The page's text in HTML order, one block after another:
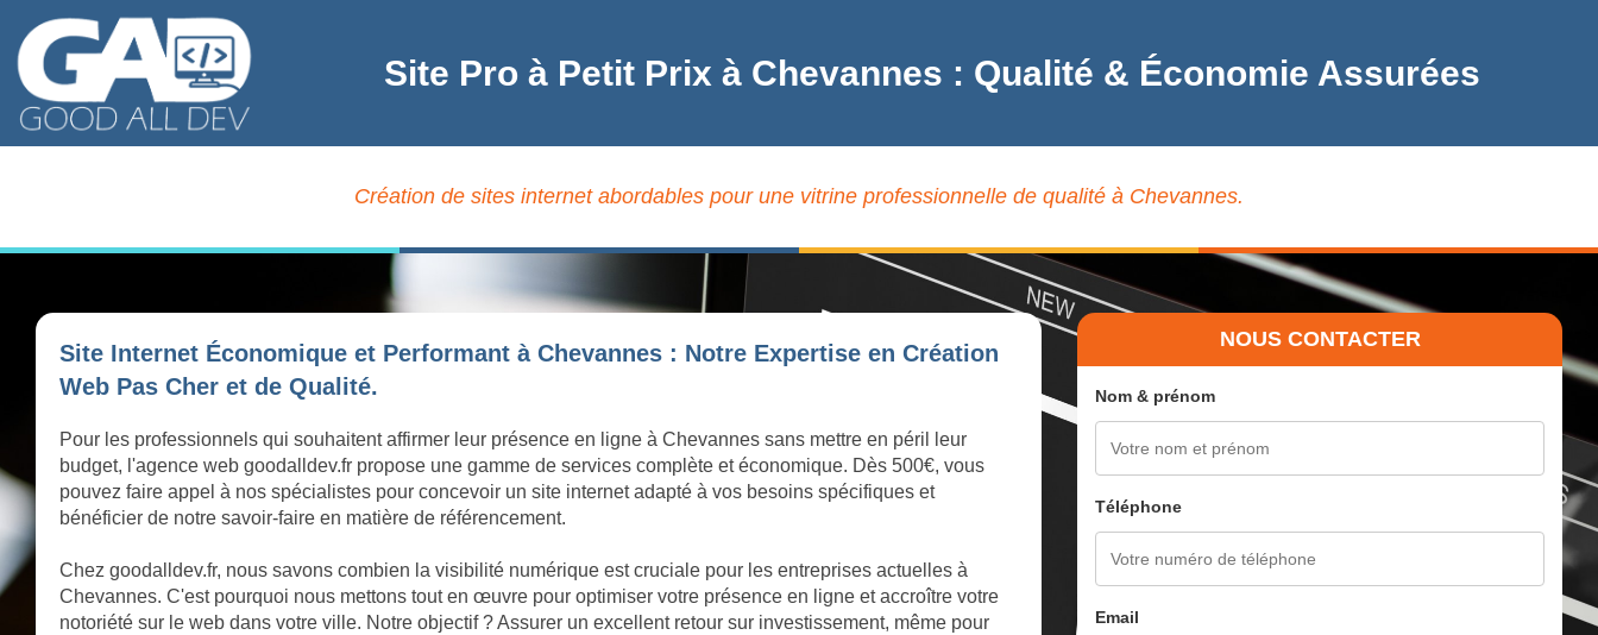
Site Pro à Petit Prix à Chevannes : Qualité & Économie Assurées
Création de sites internet abordables pour une vitrine professionnelle de qualité à Chevannes.
Site Internet Économique et Performant à Chevannes : Notre Expertise en Création
Web Pas Cher et de Qualité.
Pour les professionnels qui souhaitent affirmer leur présence en ligne à Chevannes sans mettre en péril leur
budget, l'agence web goodalldev.fr propose une gamme de services complète et économique. Dès 500€, vous
pouvez faire appel à nos spécialistes pour concevoir un site internet adapté à vos besoins spécifiques et
bénéficier de notre savoir-faire en matière de référencement.
Chez goodalldev.fr, nous savons combien la visibilité numérique est cruciale pour les entreprises actuelles à
Chevannes. C'est pourquoi nous mettons tout en œuvre pour optimiser votre présence en ligne et accroître votre
notoriété sur le web dans votre ville. Notre objectif ? Assurer un excellent retour sur investissement, même pour
NOUS CONTACTER
Nom & prénom
Téléphone
Email